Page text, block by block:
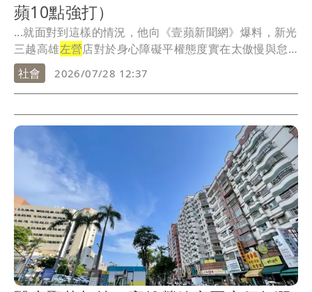
蘋10點強打）
...就面對到這樣的情況，他向《壹蘋新聞網》爆料，新光
三越高雄左營店對於身心障礙平權態度實在太傲慢與怠
惰。
社會 2026/07/28 12:37